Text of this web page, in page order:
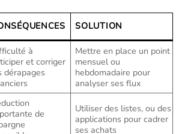
SOLUTION
à
et corriger
dérapages
Mettre en place un point
mensuel ou
hebdomadaire pour
analyser ses flux
de
Utiliser des listes, ou des
applications pour cadrer
ses achats